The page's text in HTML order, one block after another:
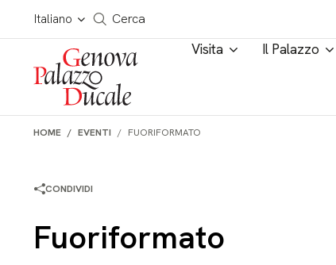
Salta al contenuto
Italiano
Cerca in tutto il sito
Cerca
Visita Il Palazzo
HOME EVENTI FUORIFORMATO
CONDIVIDI
Fuoriformato